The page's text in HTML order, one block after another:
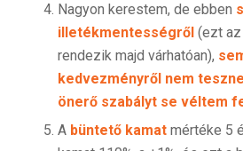
Nagyon kerestem, de ebben
illetékmentességről (ezt
rendezik majd várhatóan),
kedvezményről nem
önerő szabályt se véltem
A büntető kamatmértéke 5